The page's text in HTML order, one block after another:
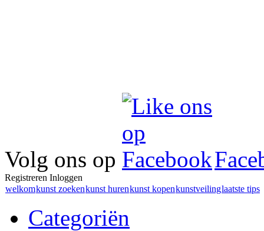
Volg ons op
Registreren Inloggen
welkomkunst zoekenkunst hurenkunst kopenkunstveilinglaatste tips
Categoriën